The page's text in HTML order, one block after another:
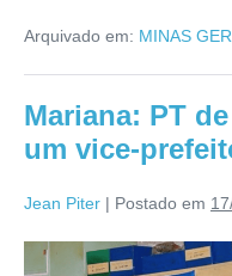
Arquivado em: MINAS
Mariana: PT
um vice-
Jean Piter | Postado em